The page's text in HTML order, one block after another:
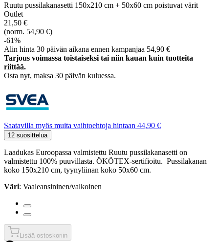
Ruutu pussilakanasetti 150x210 cm + 50x60 cm poistuvat värit
Outlet
21,50 €
(norm. 54,90 €)
-61%
Alin hinta 30 päivän aikana ennen kampanjaa 54,90 €
Tarjous voimassa toistaiseksi tai niin kauan kuin tuotteita
riittää.
Osta nyt, ­maksa 30 päivän kuluessa.
Saatavilla myös muita vaihtoehtoja hintaan 44,90 €
12 suosittelua
Laadukas Euroopassa valmistettu Ruutu pussilakanasetti on
valmistettu 100% puuvillasta. ÖKÖTEX-sertifioitu. Pussilakanan
koko 150x210 cm, tyynyliinan koko 50x60 cm.
Väri: Vaaleansininen/valkoinen
Lisää ostoskoriin